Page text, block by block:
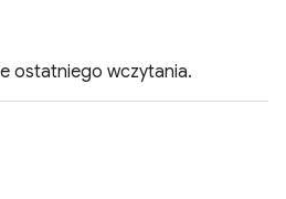
ostatniego wczytania.